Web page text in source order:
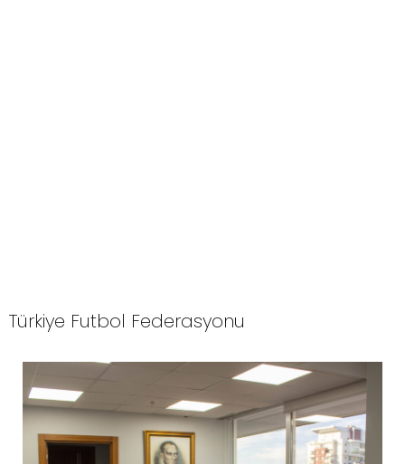
Türkiye Futbol Federasyonu